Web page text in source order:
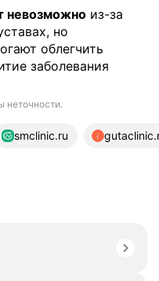
невозможно из-за
но
облегчить
заболевания
неточности.
smclinic.ru